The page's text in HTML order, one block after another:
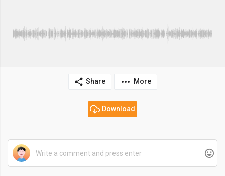
чуткое, а все поступки твои записываются в книгу».
Share More
Download